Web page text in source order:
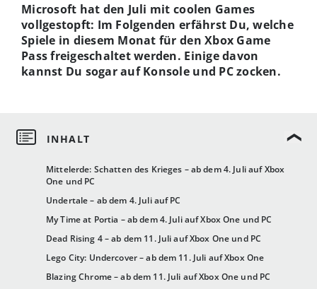
Mittelerde: Schatten des Krieges – ab dem 4. Juli auf Xbox
One und PC
Undertale – ab dem 4. Juli auf PC
My Time at Portia – ab dem 4. Juli auf Xbox One und PC
Dead Rising 4 – ab dem 11. Juli auf Xbox One und PC
Lego City: Undercover – ab dem 11. Juli auf Xbox One
Blazing Chrome – ab dem 11. Juli auf Xbox One und PC
Microsoft hat den Juli mit coolen Games
vollgestopft: Im Folgenden erfährst Du, welche
Spiele in diesem Monat für den Xbox Game
Pass freigeschaltet werden. Einige davon
kannst Du sogar auf Konsole und PC zocken.